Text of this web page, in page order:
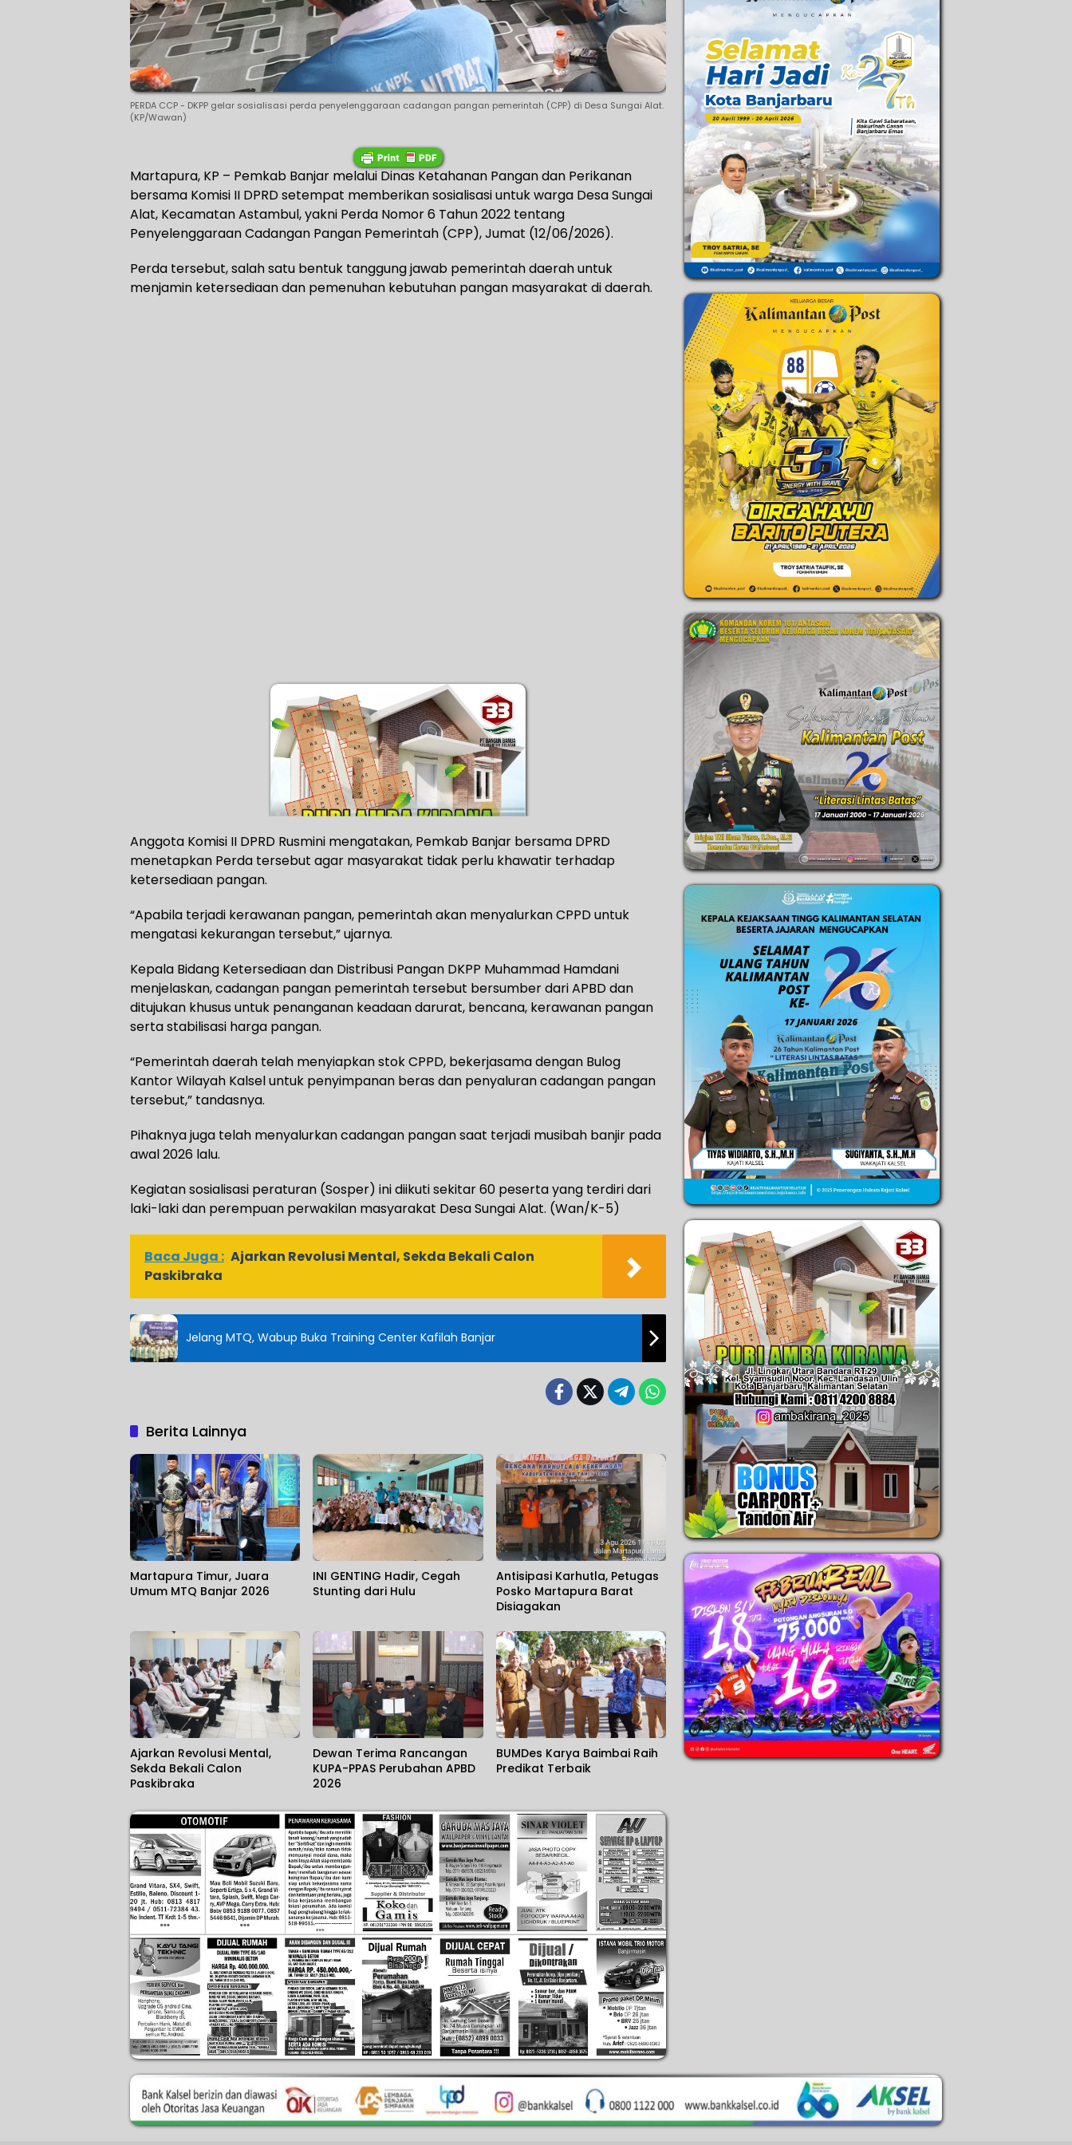
PERDA CCP - DKPP gelar sosialisasi perda penyelenggaraan cadangan pangan pemerintah (CPP) di Desa Sungai Alat.
(KP/Wawan)
Martapura, KP – Pemkab Banjar melalui Dinas Ketahanan Pangan dan Perikanan
bersama Komisi II DPRD setempat memberikan sosialisasi untuk warga Desa Sungai
Alat, Kecamatan Astambul, yakni Perda Nomor 6 Tahun 2022 tentang
Penyelenggaraan Cadangan Pangan Pemerintah (CPP), Jumat (12/06/2026).
Perda tersebut, salah satu bentuk tanggung jawab pemerintah daerah untuk
menjamin ketersediaan dan pemenuhan kebutuhan pangan masyarakat di daerah.
Anggota Komisi II DPRD Rusmini mengatakan, Pemkab Banjar bersama DPRD
menetapkan Perda tersebut agar masyarakat tidak perlu khawatir terhadap
ketersediaan pangan.
“Apabila terjadi kerawanan pangan, pemerintah akan menyalurkan CPPD untuk
mengatasi kekurangan tersebut,” ujarnya.
Kepala Bidang Ketersediaan dan Distribusi Pangan DKPP Muhammad Hamdani
menjelaskan, cadangan pangan pemerintah tersebut bersumber dari APBD dan
ditujukan khusus untuk penanganan keadaan darurat, bencana, kerawanan pangan
serta stabilisasi harga pangan.
“Pemerintah daerah telah menyiapkan stok CPPD, bekerjasama dengan Bulog
Kantor Wilayah Kalsel untuk penyimpanan beras dan penyaluran cadangan pangan
tersebut,” tandasnya.
Pihaknya juga telah menyalurkan cadangan pangan saat terjadi musibah banjir pada
awal 2026 lalu.
Kegiatan sosialisasi peraturan (Sosper) ini diikuti sekitar 60 peserta yang terdiri dari
laki-laki dan perempuan perwakilan masyarakat Desa Sungai Alat. (Wan/K-5)
Baca Juga : Ajarkan Revolusi Mental, Sekda Bekali Calon
Paskibraka
Jelang MTQ, Wabup Buka Training Center Kafilah Banjar
Berita Lainnya
Martapura Timur, Juara
Umum MTQ Banjar 2026
INI GENTING Hadir, Cegah
Stunting dari Hulu
Antisipasi Karhutla, Petugas
Posko Martapura Barat
Disiagakan
Ajarkan Revolusi Mental,
Sekda Bekali Calon
Paskibraka
Dewan Terima Rancangan
KUPA-PPAS Perubahan APBD
2026
BUMDes Karya Baimbai Raih
Predikat Terbaik